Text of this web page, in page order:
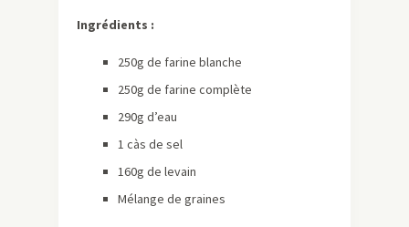
Ingrédients :
250g de farine blanche
250g de farine complète
290g d’eau
1 càs de sel
160g de levain
Mélange de graines